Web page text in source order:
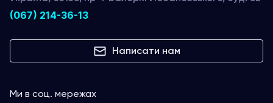
(067) 214-36-13
Написати нам
Ми в соц. мережах